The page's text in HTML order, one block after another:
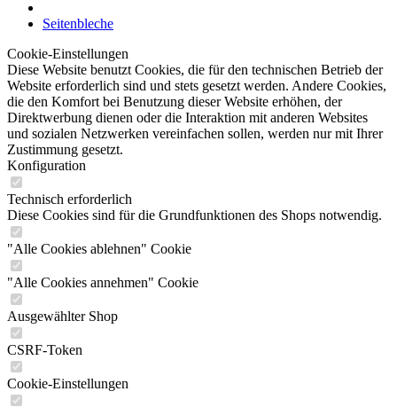
Seitenbleche
Cookie-Einstellungen
Diese Website benutzt Cookies, die für den technischen Betrieb der
Website erforderlich sind und stets gesetzt werden. Andere Cookies,
die den Komfort bei Benutzung dieser Website erhöhen, der
Direktwerbung dienen oder die Interaktion mit anderen Websites
und sozialen Netzwerken vereinfachen sollen, werden nur mit Ihrer
Zustimmung gesetzt.
Konfiguration
Technisch erforderlich
Diese Cookies sind für die Grundfunktionen des Shops notwendig.
"Alle Cookies ablehnen" Cookie
"Alle Cookies annehmen" Cookie
Ausgewählter Shop
CSRF-Token
Cookie-Einstellungen